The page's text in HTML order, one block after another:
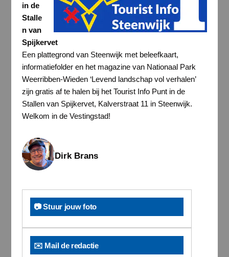
in de
Stalle
n van
Spijkervet
Een plattegrond van Steenwijk met beleefkaart,
informatiefolder en het magazine van Nationaal Park
Weerribben-Wieden ‘Levend landschap vol verhalen’
zijn gratis af te halen bij het Tourist Info Punt in de
Stallen van Spijkervet, Kalverstraat 11 in Steenwijk.
Welkom in de Vestingstad!
Dirk Brans
📷 Stuur jouw foto
✉️ Mail de redactie